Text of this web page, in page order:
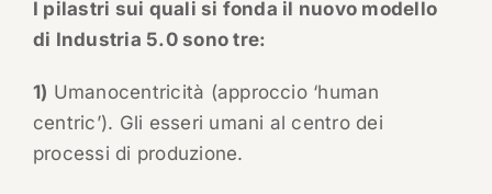
I pilastri sui quali si fonda il nuovo modello
di Industria 5.0 sono tre:
1) Umanocentricità (approccio ‘human
centric’). Gli esseri umani al centro dei
processi di produzione.